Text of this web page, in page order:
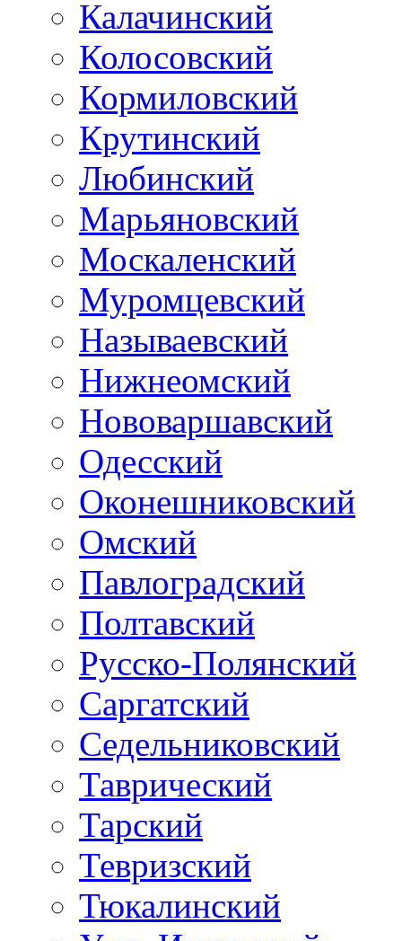
Калачинский
Колосовский
Кормиловский
Крутинский
Любинский
Марьяновский
Москаленский
Муромцевский
Называевский
Нижнеомский
Нововаршавский
Одесский
Оконешниковский
Омский
Павлоградский
Полтавский
Русско-Полянский
Саргатский
Седельниковский
Таврический
Тарский
Тевризский
Тюкалинский